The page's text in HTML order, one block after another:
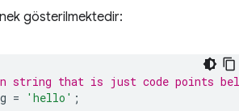
gösterilmektedir:
string that is just code points
= 'hello' ;